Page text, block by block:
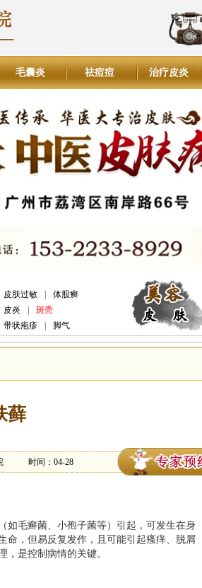
毛囊炎 祛痘痘 治疗皮炎
皮肤过敏
体股癣
皮炎
斑秃
带状疱疹 脚气
藓
时间：04-28
如毛癣菌、小孢子菌等）引起，可发生在身
命，但易反复发作，且可能引起瘙痒、脱屑
，是控制病情的关键。